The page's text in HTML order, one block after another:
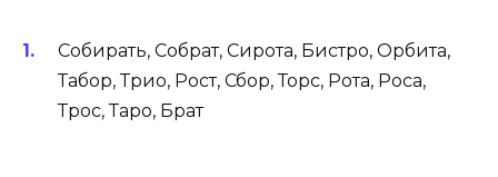
Собирать, Собрат, Сирота, Бистро, Орбита,
Табор, Трио, Рост, Сбор, Торс, Рота, Роса,
Трос, Таро, Брат